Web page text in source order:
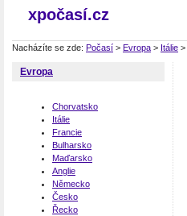
xpočasí.cz
Nacházíte se zde: Počasí > Evropa > Itálie >
Evropa
Chorvatsko
Itálie
Francie
Bulharsko
Maďarsko
Anglie
Německo
Česko
Řecko